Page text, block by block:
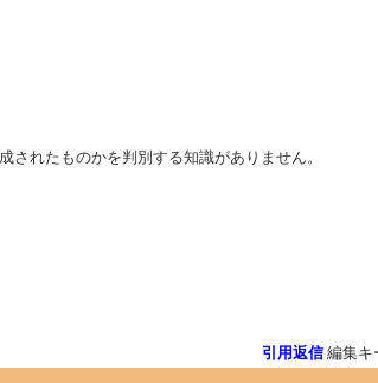
れたものかを判別する知識がありません。
引用返信 編集キ